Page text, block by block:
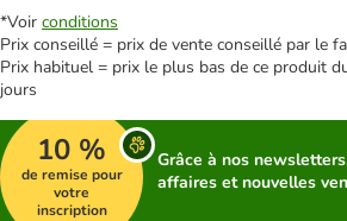
*Voir conditions
Prix conseillé = prix de vente conseillé par le
Prix habituel = prix le plus bas de ce produit
jours
10 %
de remise pour
votre
inscription
Grâce à nos
affaires et nouvelles